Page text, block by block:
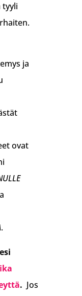
tyyli
ja
ovat
.
. Jos